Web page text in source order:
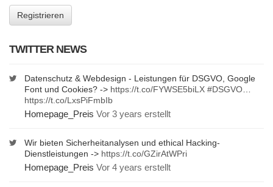
TWITTER NEWS
Datenschutz & Webdesign - Leistungen für DSGVO, Google
Font und Cookies? -> https://t.co/FYWSE5biLX #DSGVO
https://t.co/LxsPiFmbIb
Homepage_Preis Vor 3 years erstellt
Wir bieten Sicherheitanalysen und ethical Hacking-
Dienstleistungen -> https://t.co/GZirAtWPri
Homepage_Preis Vor 4 years erstellt